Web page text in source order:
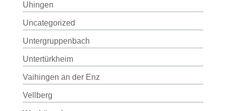
Uhingen
Uncategorized
Untergruppenbach
Untertürkheim
Vaihingen an der Enz
Vellberg